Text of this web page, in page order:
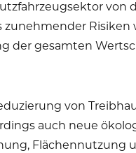
von
Risiken
der gesamten
von
auch neue
Flächennutzung